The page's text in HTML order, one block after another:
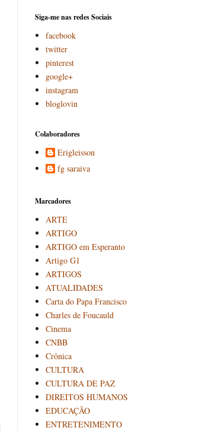
Siga-me nas redes Sociais
facebook
twitter
pinterest
google+
instagram
bloglovin
Colaboradores
Erigleisson
fg saraiva
Marcadores
ARTE
ARTIGO
ARTIGO em Esperanto
Artigo G1
ARTIGOS
ATUALIDADES
Carta do Papa Francisco
Charles de Foucauld
Cinema
CNBB
Crônica
CULTURA
CULTURA DE PAZ
DIREITOS HUMANOS
EDUCAÇÃO
ENTRETENIMENTO